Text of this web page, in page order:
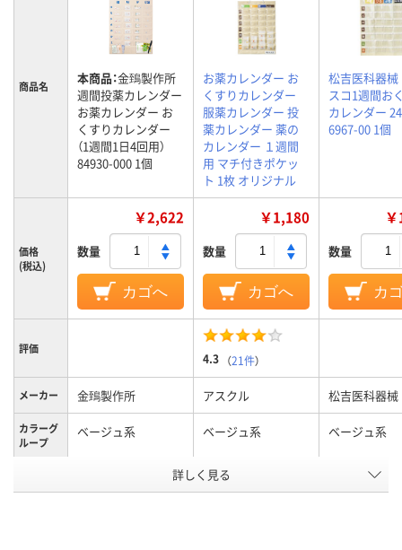
商品名 本商品：金鵄製作所
週間投薬カレンダー
お薬カレンダー お
くすりカレンダー
（1週間1日4回用）
84930-000 1個
お薬カレンダー お
くすりカレンダー
服薬カレンダー 投
薬カレンダー 薬の
カレンダー １週間
用 マチ付きポケッ
ト 1枚 オリジナル
松吉医科器械
スコ1週間お
カレンダー
6967-00 1個
価格
(税込)
￥2,622
数量
カゴへ
￥1,180
数量
カゴへ
数量
カ
評価
4.3 （21件）
メーカー 金鵄製作所 アスクル 松吉医科器械
カラーグ
ループ
ベージュ系 ベージュ系 ベージュ系
20
詳しく見る